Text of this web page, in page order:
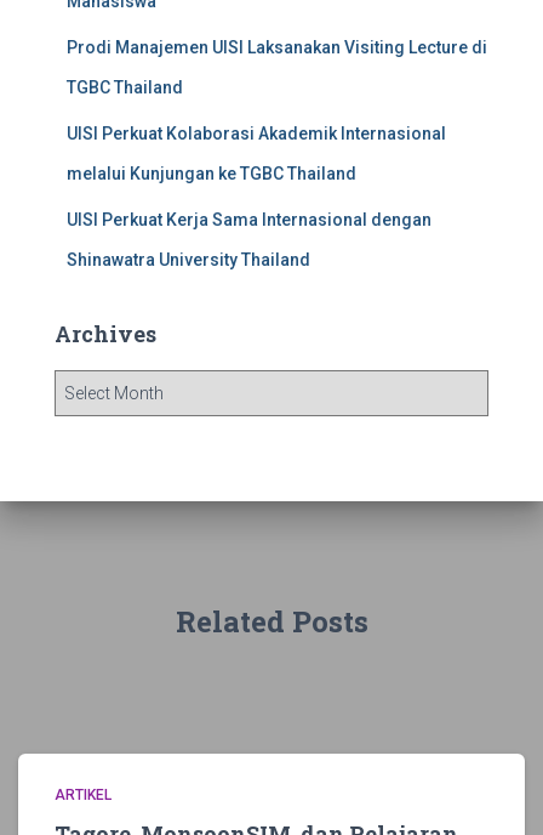
Prodi Manajemen UISI Laksanakan Visiting Lecture di
TGBC Thailand
UISI Perkuat Kolaborasi Akademik Internasional
melalui Kunjungan ke TGBC Thailand
UISI Perkuat Kerja Sama Internasional dengan
Shinawatra University Thailand
Archives
Related Posts
ARTIKEL